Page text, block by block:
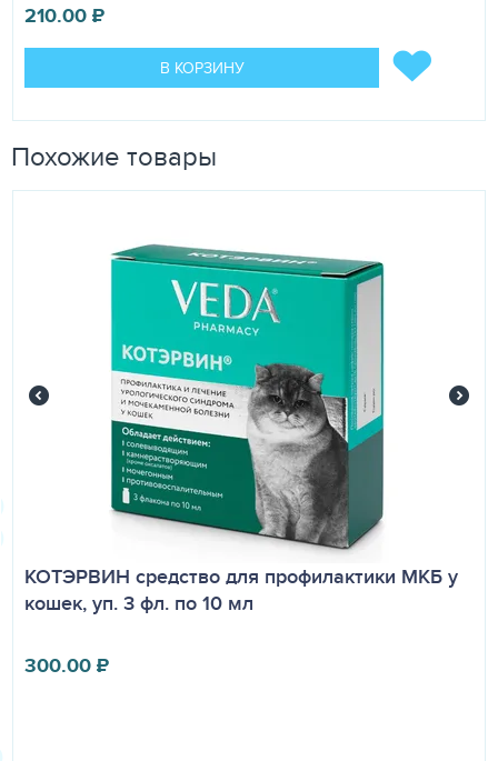
210.00₽
В КОРЗИНУ
Похожие товары
КОТЭРВИН средство для профилактики МКБ у
кошек, уп. 3 фл. по 10 мл
300.00₽